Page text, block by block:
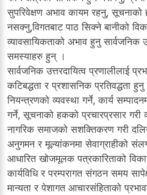
सुपरिवेक्षण अभाव कायम रहनु, सूचनाको
नसक्नु,विगतबाट पाठ सिक्ने बानीको
व्यावसायिकताको अभाव हुनु सार्वजनिक
समस्याहरु हुन् ।
सार्वजनिक उत्तरदायित्व प्रणालीलाई
कटिबद्धता र प्रशासनिक प्रतिवद्धता
नियन्त्रणको व्यवस्था गर्ने, कार्य
गर्ने, सूचनाको हकको प्रचारप्रसार गरी
नागरिक समाजको सशक्तिकरण गरी
अनुगमन र मूल्यांकनमा सेवाग्राहीको
आधारित खोजमूलक पत्रकारिताको
कार्यविधि र परम्परागत संगठन समय
मान्यता र पेशागत आचारसंहिताको